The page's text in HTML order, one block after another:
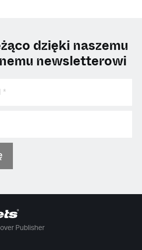
dzięki naszemu
newsletterowi
Publisher